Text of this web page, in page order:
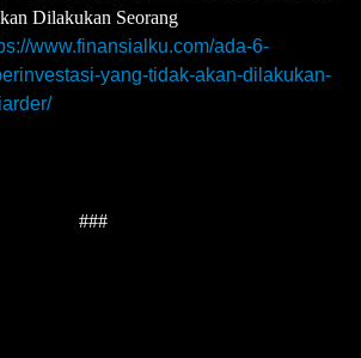
Dilakukan Seorang
www.finansialku.com/ada-6-
yang-tidak-akan-dilakukan-
###